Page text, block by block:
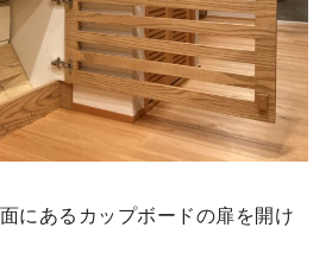
にあるカップボードの扉を開け